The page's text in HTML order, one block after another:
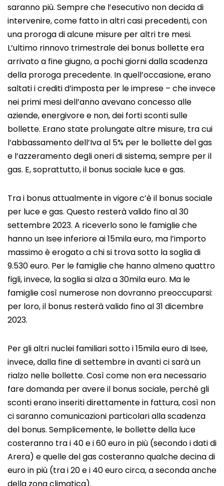
saranno più. Sempre che l’esecutivo non decida di
intervenire, come fatto in altri casi precedenti, con
una proroga di alcune misure per altri tre mesi.
L’ultimo rinnovo trimestrale dei bonus bollette era
arrivato a fine giugno, a pochi giorni dalla scadenza
della proroga precedente. In quell’occasione, erano
saltati i crediti d’imposta per le imprese – che invece
nei primi mesi dell’anno avevano concesso alle
aziende, energivore e non, dei forti sconti sulle
bollette. Erano state prolungate altre misure, tra cui
l’abbassamento dell’Iva al 5% per le bollette del gas
e l’azzeramento degli oneri di sistema, sempre per il
gas. E, soprattutto, il bonus sociale luce e gas.
Tra i bonus attualmente in vigore c’è il bonus sociale
per luce e gas. Questo resterà valido fino al 30
settembre 2023. A riceverlo sono le famiglie che
hanno un Isee inferiore ai 15mila euro, ma l’importo
massimo è erogato a chi si trova sotto la soglia di
9.530 euro. Per le famiglie che hanno almeno quattro
figli, invece, la soglia si alza a 30mila euro. Ma le
famiglie così numerose non dovranno preoccuparsi:
per loro, il bonus resterà valido fino al 31 dicembre
2023.
Per gli altri nuclei familiari sotto i 15mila euro di Isee,
invece, dalla fine di settembre in avanti ci sarà un
rialzo nelle bollette. Così come non era necessario
fare domanda per avere il bonus sociale, perché gli
sconti erano inseriti direttamente in fattura, così non
ci saranno comunicazioni particolari alla scadenza
del bonus. Semplicemente, le bollette della luce
costeranno tra i 40 e i 60 euro in più (secondo i dati di
Arera) e quelle del gas costeranno qualche decina di
euro in più (tra i 20 e i 40 euro circa, a seconda anche
della zona climatica).